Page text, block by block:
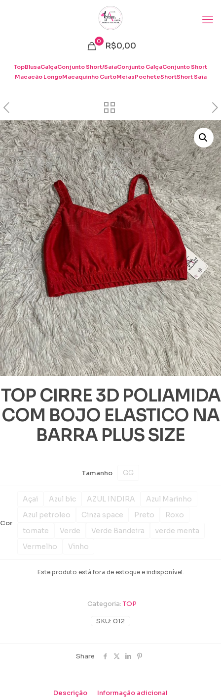
0 R$0,00
TopBlusaCalçaConjunto Short/SaiaConjunto CalçaConjunto Short
Macacão LongoMacaquinho CurtoMeiasPocheteShortShort Saia
TOP CIRRE 3D POLIAMIDA
COM BOJO ELASTICO NA
BARRA PLUS SIZE
Tamanho GG
Cor
Açai Azul bic AZUL INDIRA
Azul Marinho
Azul petroleo
Cinza space Preto
Roxo
tomate
Verde Verde Bandeira
verde menta
Vermelho
Vinho
Este produto está fora de estoque e indisponível.
SKU: 012
Categoria: TOP
Share
Descrição Informação adicional